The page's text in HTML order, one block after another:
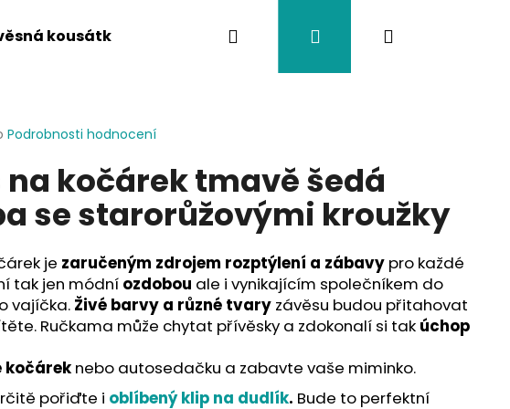
kousátka Závěsy na kočárek Twistík kousátka
Hledat PřihlášeníNákupní
Podrobnosti hodnocení
na kočárek tmavě šedá
se starorůžovými kroužky
je zaručeným zdrojem rozptýlení a zábavy pro každé
tak jen módní ozdobou ale i vynikajícím společníkem do
vajíčka. Živé barvy a různé tvary závěsu budou přitahovat
Ručkama může chytat přívěsky a zdokonalí si tak úchop
kočárek nebo autosedačku a zabavte vaše miminko.
pořiďte i oblíbený klip na dudlík. Bude to perfektní